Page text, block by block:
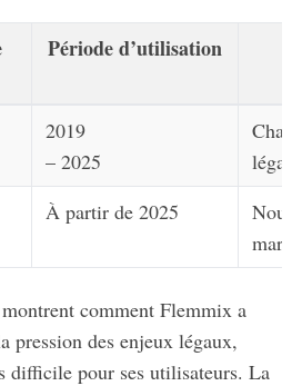
Période d’utilisation
2019
– 2025
légal
À partir de 2025
montrent comment Flemmix a
pression des enjeux légaux,
difficile pour ses utilisateurs. La